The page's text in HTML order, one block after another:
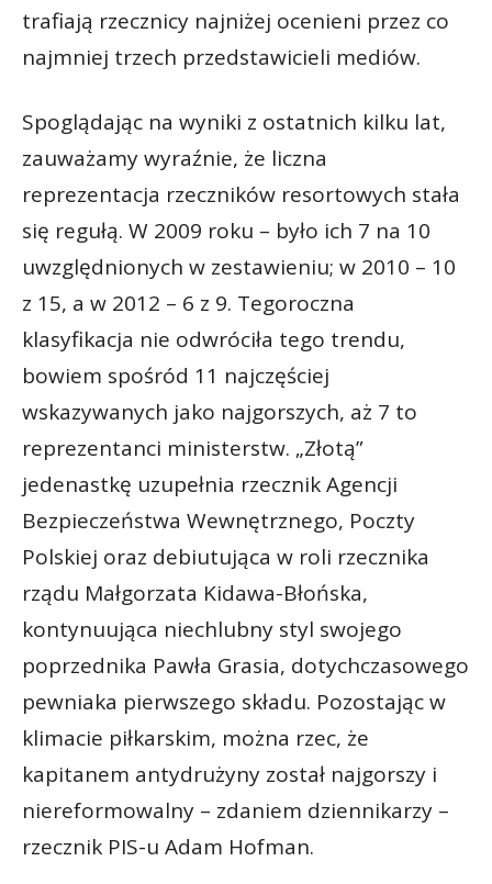
trafiają rzecznicy najniżej ocenieni przez co
najmniej trzech przedstawicieli mediów.
Spoglądając na wyniki z ostatnich kilku lat,
zauważamy wyraźnie, że liczna
reprezentacja rzeczników resortowych stała
się regułą. W 2009 roku – było ich 7 na 10
uwzględnionych w zestawieniu; w 2010 – 10
z 15, a w 2012 – 6 z 9. Tegoroczna
klasyfikacja nie odwróciła tego trendu,
bowiem spośród 11 najczęściej
wskazywanych jako najgorszych, aż 7 to
reprezentanci ministerstw. „Złotą”
jedenastkę uzupełnia rzecznik Agencji
Bezpieczeństwa Wewnętrznego, Poczty
Polskiej oraz debiutująca w roli rzecznika
rządu Małgorzata Kidawa-Błońska,
kontynuująca niechlubny styl swojego
poprzednika Pawła Grasia, dotychczasowego
pewniaka pierwszego składu. Pozostając w
klimacie piłkarskim, można rzec, że
kapitanem antydrużyny został najgorszy i
niereformowalny – zdaniem dziennikarzy –
rzecznik PIS-u Adam Hofman.